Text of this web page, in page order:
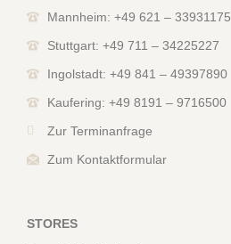
Mannheim: +49 621 – 33931175
Stuttgart: +49 711 – 34225227
Ingolstadt: +49 841 – 49397890
Kaufering: +49 8191 – 9716500
Zur Terminanfrage
Zum Kontaktformular
STORES